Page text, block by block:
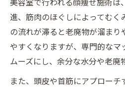
進、筋肉のほぐしによってむく
の流れが滞ると老廃物が溜ま
やすくなりますが、専門的なマ
ムーズにし、余分な水分や老廃
また、頭皮や首筋にアプロー